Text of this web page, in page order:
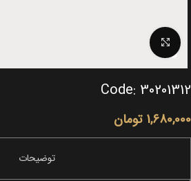
Click to enlarge
Code: 30201312
1,680,000 تومان